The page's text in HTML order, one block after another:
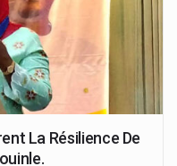
La Résilience De